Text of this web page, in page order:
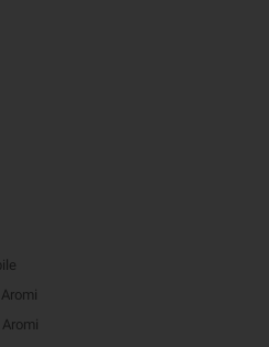
Aromi